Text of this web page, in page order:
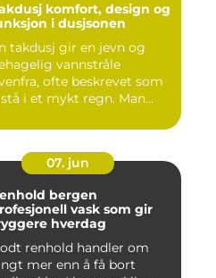
komfort, design og
i dusjsonen
takdusj gir en jevn og
vannstråle
ofte beskrevet som
i et mykt regn. Man...
07. jun
bergen
vask som gir
hverdag
renhold handler om
mer enn å få bort